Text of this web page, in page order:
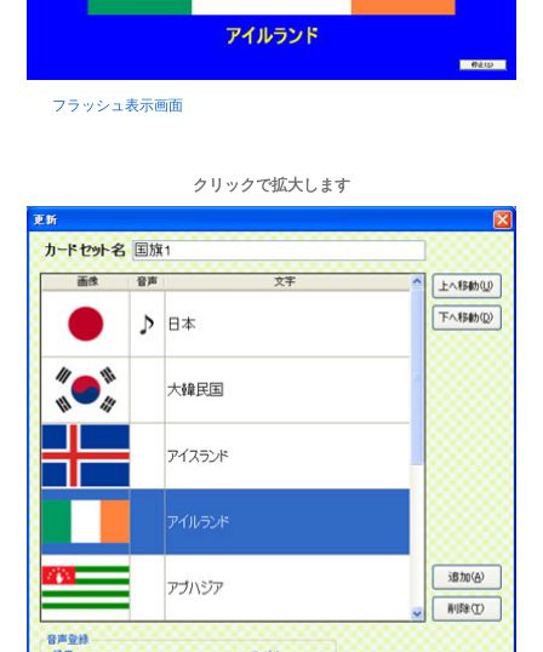
フラッシュ表示画面
クリックで拡大します